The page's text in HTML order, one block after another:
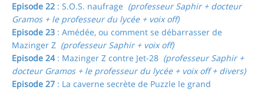
Episode 22 : S.O.S. naufrage (professeur Saphir + docteur
Gramos + le professeur du lycée + voix off)
Episode 23 : Amédée, ou comment se débarrasser de
Mazinger Z (professeur Saphir + voix off)
Episode 24: Mazinger Z contre Jet-28 (professeur Saphir +
docteur Gramos + le professeur du lycée + voix off + divers)
Episode 27 : La caverne secrète de Puzzle le grand